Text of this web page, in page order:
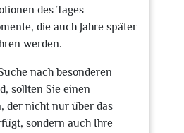
des Tages
die auch Jahre später
werden.
nach besonderen
sollten Sie einen
der nicht nur über das
sondern auch Ihre